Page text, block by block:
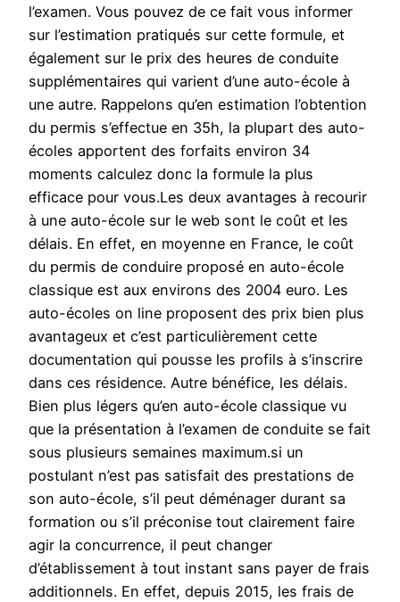
l’examen. Vous pouvez de ce fait vous informer
sur l’estimation pratiqués sur cette formule, et
également sur le prix des heures de conduite
supplémentaires qui varient d’une auto-école à
une autre. Rappelons qu’en estimation l’obtention
du permis s’effectue en 35h, la plupart des auto-
écoles apportent des forfaits environ 34
moments calculez donc la formule la plus
efficace pour vous.Les deux avantages à recourir
à une auto-école sur le web sont le coût et les
délais. En effet, en moyenne en France, le coût
du permis de conduire proposé en auto-école
classique est aux environs des 2004 euro. Les
auto-écoles on line proposent des prix bien plus
avantageux et c’est particulièrement cette
documentation qui pousse les profils à s’inscrire
dans ces résidence. Autre bénéfice, les délais.
Bien plus légers qu’en auto-école classique vu
que la présentation à l’examen de conduite se fait
sous plusieurs semaines maximum.si un
postulant n’est pas satisfait des prestations de
son auto-école, s’il peut déménager durant sa
formation ou s’il préconise tout clairement faire
agir la concurrence, il peut changer
d’établissement à tout instant sans payer de frais
additionnels. En effet, depuis 2015, les frais de